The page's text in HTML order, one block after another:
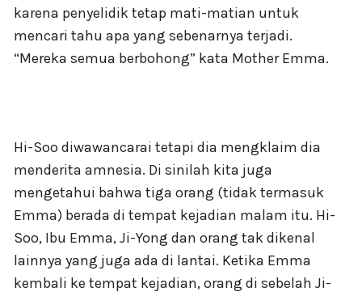
karena penyelidik tetap mati-matian untuk
mencari tahu apa yang sebenarnya terjadi.
“Mereka semua berbohong” kata Mother Emma.
Hi-Soo diwawancarai tetapi dia mengklaim dia
menderita amnesia. Di sinilah kita juga
mengetahui bahwa tiga orang (tidak termasuk
Emma) berada di tempat kejadian malam itu. Hi-
Soo, Ibu Emma, Ji-Yong dan orang tak dikenal
lainnya yang juga ada di lantai. Ketika Emma
kembali ke tempat kejadian, orang di sebelah Ji-